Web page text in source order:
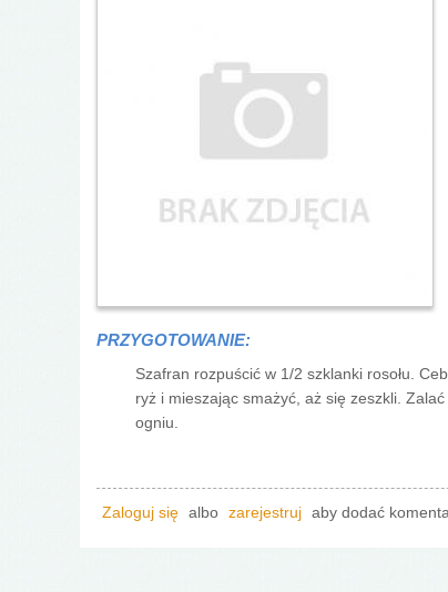
PRZYGOTOWANIE:
Szafran rozpuścić w 1/2 szklanki rosołu.
ryż i mieszając smażyć, aż się zeszkli.
ogniu.
Zaloguj się albo zarejestruj aby dodać